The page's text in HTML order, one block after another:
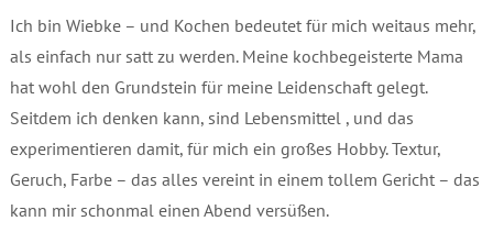
Ich bin Wiebke – und Kochen bedeutet für mich weitaus mehr,
als einfach nur satt zu werden. Meine kochbegeisterte Mama
hat wohl den Grundstein für meine Leidenschaft gelegt.
Seitdem ich denken kann, sind Lebensmittel , und das
experimentieren damit, für mich ein großes Hobby. Textur,
Geruch, Farbe – das alles vereint in einem tollem Gericht – das
kann mir schonmal einen Abend versüßen.